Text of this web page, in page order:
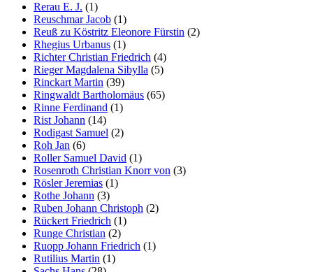
Rerau E. J. (1)
Reuschmar Jacob (1)
Reuß zu Köstritz Eleonore Fürstin (2)
Rhegius Urbanus (1)
Richter Christian Friedrich (4)
Rieger Magdalena Sibylla (5)
Rinckart Martin (39)
Ringwaldt Bartholomäus (65)
Rinne Ferdinand (1)
Rist Johann (14)
Rodigast Samuel (2)
Roh Jan (6)
Roller Samuel David (1)
Rosenroth Christian Knorr von (3)
Rösler Jeremias (1)
Rothe Johann (3)
Ruben Johann Christoph (2)
Rückert Friedrich (1)
Runge Christian (2)
Ruopp Johann Friedrich (1)
Rutilius Martin (1)